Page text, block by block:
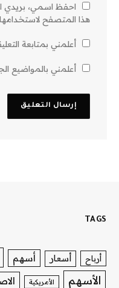
احفظ اسمي، بريدي
هذا المتصفح
أعلمني بمتابعة
أعلمني بالمواضيع
TAGS
أرباح أسعار أسهم
الأسهم الأمريكية